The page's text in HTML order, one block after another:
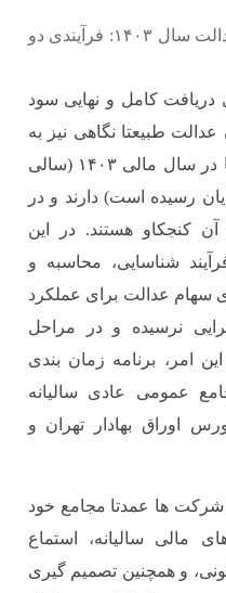
چشم انداز پرداخت سود سهام عدالت سال ۱۴۰۳: فرآیندی دو
دریافت کامل و نهایی سود
سهامداران عدالت طبیعتا نگاهی نیز به
سود حاصل از عملکرد شرکت ها در سال مالی ۱۴۰۳ (سالی
۲۹ اسفند ۱۴۰۳ به پایان رسیده است) دارند و در
کنجکاو هستند. در این
شناسایی، محاسبه و
عدالت برای عملکرد
اجرایی نرسیده و در مراحل
امر، برنامه زمان بندی
عمومی عادی سالیانه
اوراق بهادار تهران و
ها عمدتا مجامع خود
مالی سالیانه، استماع
و همچنین تصمیم گیری